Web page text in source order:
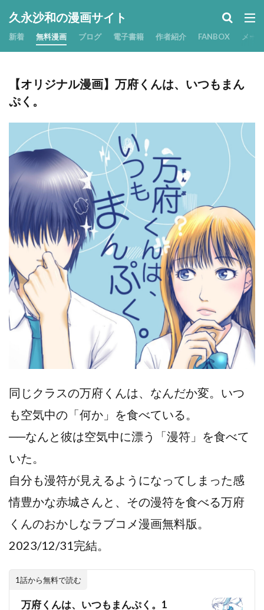
久永沙和の漫画サイト
新着 無料漫画 ブログ 電子書籍 作者紹介 FANBOX メール
【オリジナル漫画】万府くんは、いつもまん
ぷく。
同じクラスの万府くんは、なんだか変。いつ
も空気中の「何か」を食べている。
──なんと彼は空気中に漂う「漫符」を食べて
いた。
自分も漫符が見えるようになってしまった感
情豊かな赤城さんと、その漫符を食べる万府
くんのおかしなラブコメ漫画無料版。
2023/12/31完結。
1話から無料で読む
万府くんは、いつもまんぷく。1